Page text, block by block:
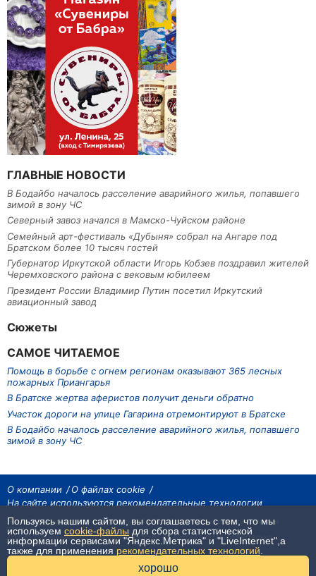
ГЛАВНЫЕ НОВОСТИ
В Бодайбо началось расселение аварийного жилья, попавшего
зимой в зону ЧС
Северный завоз начался в Мамско-Чуйском районе
Семейный арт-фестиваль «Дубыня» собрал на Ангаре под
Братском более 10 тысяч гостей
Губернатор Иркутской области Игорь Кобзев поздравил жителей
Черемховского района с вековым юбилеем
Президент России Владимир Путин посетил Иркутский
авиационный завод
Сюжеты
САМОЕ ЧИТАЕМОЕ
Помощь в борьбе с огнем регионам оказывают 365 лесных
пожарных Приангарья
В Братске жертва аферистов получит деньги обратно
Участок дороги на улице Гагарина отремонтируют в Братске
В Бодайбо началось расселение аварийного жилья, попавшего
зимой в зону ЧС
О компании
О файлах cookie
На сайте используются рекомендательные технологии
На сайте размещаются материалы ИА «Наш Север». Все права охраняются
законом.
При использовании материалов агентства на других сайтах, обязательна
гиперссылка.
Пользуясь нашим сайтом, вы соглашаетесь с тем, что мы
используем cookie-файлы для сбора статистической
информации сервисами "Яндекс.Метрика" и "LiveInternet",а
также для применения рекомендательных технологий
хорошо